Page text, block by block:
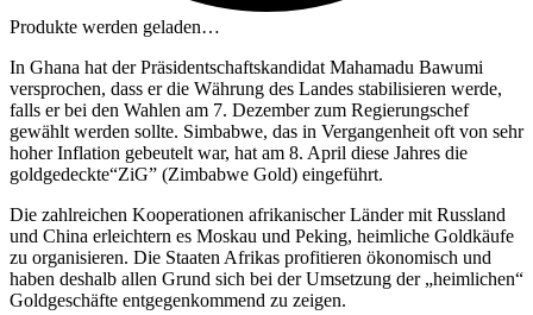
Produkte werden geladen…
In Ghana hat der Präsidentschaftskandidat Mahamadu Bawumi
versprochen, dass er die Währung des Landes stabilisieren werde,
falls er bei den Wahlen am 7. Dezember zum Regierungschef
gewählt werden sollte. Simbabwe, das in Vergangenheit oft von sehr
hoher Inflation gebeutelt war, hat am 8. April diese Jahres die
goldgedeckte“ZiG” (Zimbabwe Gold) eingeführt.
Die zahlreichen Kooperationen afrikanischer Länder mit Russland
und China erleichtern es Moskau und Peking, heimliche Goldkäufe
zu organisieren. Die Staaten Afrikas profitieren ökonomisch und
haben deshalb allen Grund sich bei der Umsetzung der „heimlichen“
Goldgeschäfte entgegenkommend zu zeigen.